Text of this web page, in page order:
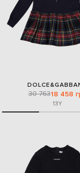
30 76318 458
13Y